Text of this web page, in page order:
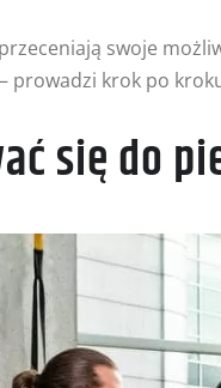
swoje
prowadzi krok po
się do